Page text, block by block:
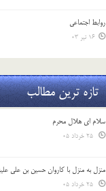
روابط اجتماعي
16 تیر 03
تازه ترین مطالب
سلام ای هلال محرم
منزل به منزل با کاروان حسین بن علی